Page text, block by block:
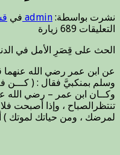
نشرت بواسطة: admin في
التعليقات على
على
الأمل
في
الدنيا.
مغلقة
689 زيارة
الحث على قِصَرِ الأمل في
عن ابن عمر رضي الله عنهما
وسلم بمنكبيَّ فقال : ( كـــن
وكــان ابن عمر – رضي الله
تنتظرالصباح ، وإذا أصبحت
لمرضك ، ومن حياتك لموتك )